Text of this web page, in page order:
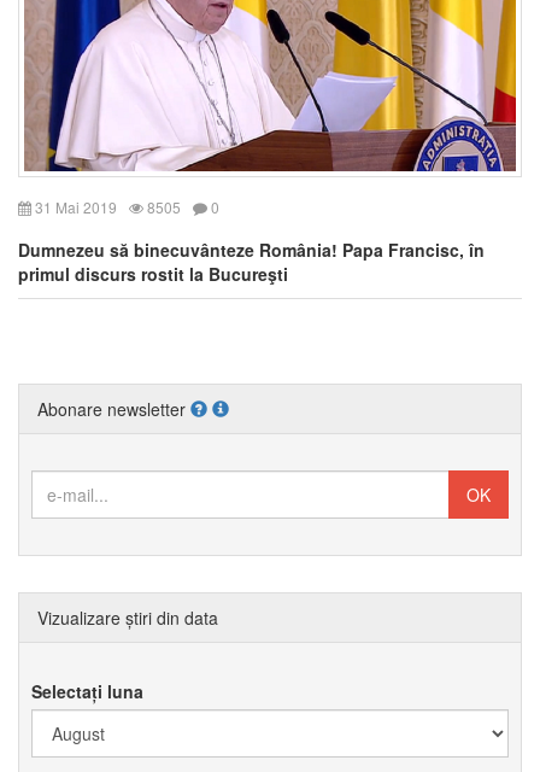
31 Mai 2019 8505 0
Dumnezeu să binecuvânteze România! Papa Francisc, în
primul discurs rostit la Bucureşti
Abonare newsletter
Vizualizare știri din data
Selectați luna